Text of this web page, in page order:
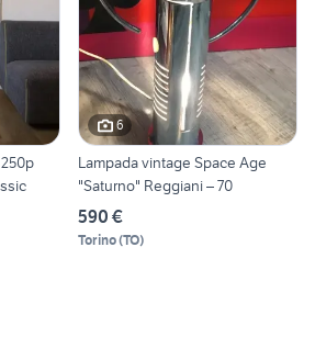
6
Lampada vintage Space Age
"Saturno" Reggiani – 70
590 €
Torino(TO)